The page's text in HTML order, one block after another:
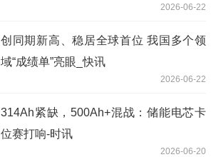
2026-06-22
创同期新高、稳居全球首位 我国多个领
域“成绩单”亮眼_快讯
2026-06-22
314Ah紧缺，500Ah+混战：储能电芯卡
位赛打响-时讯
2026-06-20